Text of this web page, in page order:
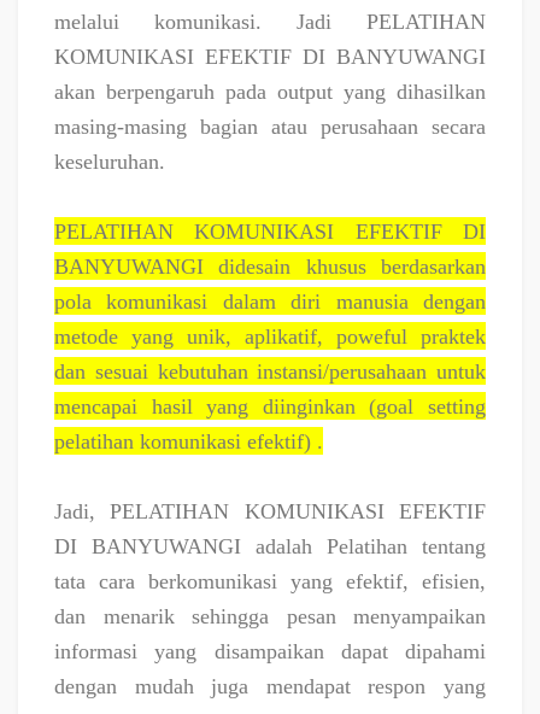
melalui komunikasi. Jadi PELATIHAN
KOMUNIKASI EFEKTIF DI BANYUWANGI
akan berpengaruh pada output yang dihasilkan
masing-masing bagian atau perusahaan secara
keseluruhan.
PELATIHAN KOMUNIKASI EFEKTIF DI
BANYUWANGI didesain khusus berdasarkan
pola komunikasi dalam diri manusia dengan
metode yang unik, aplikatif, poweful praktek
dan sesuai kebutuhan instansi/perusahaan untuk
mencapai hasil yang diinginkan (goal setting
pelatihan komunikasi efektif) .
Jadi, PELATIHAN KOMUNIKASI EFEKTIF
DI BANYUWANGI adalah Pelatihan tentang
tata cara berkomunikasi yang efektif, efisien,
dan menarik sehingga pesan menyampaikan
informasi yang disampaikan dapat dipahami
dengan mudah juga mendapat respon yang